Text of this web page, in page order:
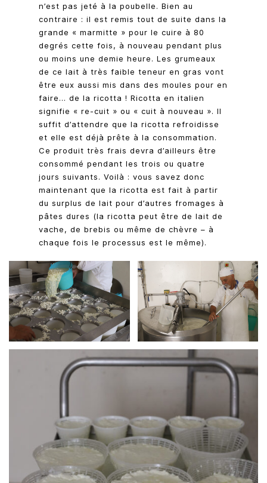
n’est pas jeté à la poubelle. Bien au
contraire : il est remis tout de suite dans la
grande « marmitte » pour le cuire à 80
degrés cette fois, à nouveau pendant plus
ou moins une demie heure. Les grumeaux
de ce lait à très faible teneur en gras vont
être eux aussi mis dans des moules pour en
faire… de la ricotta ! Ricotta en italien
signifie « re-cuit » ou « cuit à nouveau ». Il
suffit d’attendre que la ricotta refroidisse
et elle est déjà prête à la consommation.
Ce produit très frais devra d’ailleurs être
consommé pendant les trois ou quatre
jours suivants. Voilà : vous savez donc
maintenant que la ricotta est fait à partir
du surplus de lait pour d’autres fromages à
pâtes dures (la ricotta peut être de lait de
vache, de brebis ou même de chèvre – à
chaque fois le processus est le même).